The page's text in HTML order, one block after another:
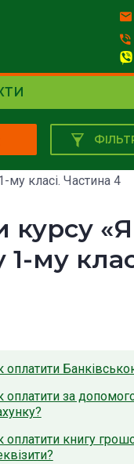
му класі. Частина 4
курсу «Я
му
оплатити
оплатити за
оплатити книгу